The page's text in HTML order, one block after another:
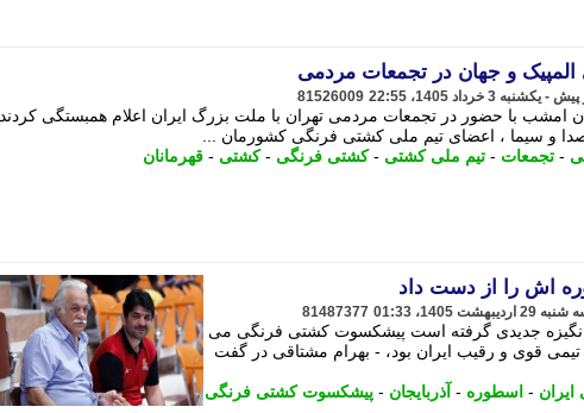
المپیک و جهان در تجمعات مردمی
81526009
با حضور در تجمعات مردمی تهران با ملت بزرگ ایران اعلام همبستگی کردند.
و سیما ، اعضای تیم ملی کشتی فرنگی کشورمان ...
- تجمعات - تیم ملی کشتی -کشتی فرنگی -کشتی - قهرمانان
اش را از دست داد
81487377
انگیزه جدیدی گرفته است پیشکسوت کشتی فرنگی می
تیمی قوی و رقیب ایران بود، - بهرام مشتاقی در گفت
- اسطوره - آذربایجان - پیشکسوت کشتی فرنگی